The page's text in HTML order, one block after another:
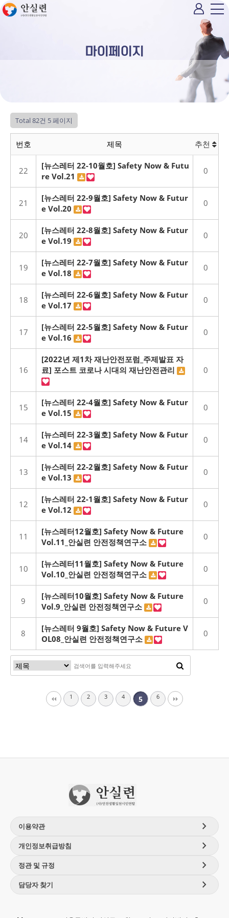
마이페이지
Total 82건 5 페이지
번호 제목 추천
22
[뉴스레터 22-10월호] Safety Now & Futu
re Vol.21
0
21
[뉴스레터 22-9월호] Safety Now & Futur
e Vol.20
0
20
[뉴스레터 22-8월호] Safety Now & Futur
e Vol.19
0
19
[뉴스레터 22-7월호] Safety Now & Futur
e Vol.18
0
18
[뉴스레터 22-6월호] Safety Now & Futur
e Vol.17
0
17
[뉴스레터 22-5월호] Safety Now & Futur
e Vol.16
0
16
[2022년 제1차 재난안전포럼_주제발표 자
료] 포스트 코로나 시대의 재난안전관리
0
15
[뉴스레터 22-4월호] Safety Now & Futur
e Vol.15
0
14
[뉴스레터 22-3월호] Safety Now & Futur
e Vol.14
0
13
[뉴스레터 22-2월호] Safety Now & Futur
e Vol.13
0
12
[뉴스레터 22-1월호] Safety Now & Futur
e Vol.12
0
11
[뉴스레터12월호] Safety Now & Future
Vol.11_안실련 안전정책연구소
0
10
[뉴스레터11월호] Safety Now & Future
Vol.10_안실련 안전정책연구소
0
9
[뉴스레터10월호] Safety Now & Future
Vol.9_안실련 안전정책연구소
0
8
[뉴스레터 9월호] Safety Now & Future V
OL08_안실련 안전정책연구소
0
1 2 3 4 5 6
이용약관 chevron_right
개인정보취급방침 chevron_right
정관 및 규정 chevron_right
담당자 찾기 chevron_right